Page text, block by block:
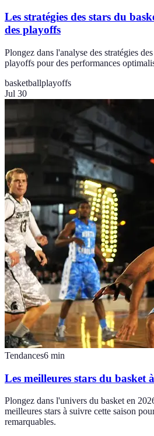
Les stratégies des stars du
des playoffs
Plongez dans l'analyse des stratégies
playoffs pour des performances
basketballplayoffs
Jul 30
Tendances6 min
Les meilleures stars du basket
Plongez dans l'univers du basket en
meilleures stars à suivre cette saison
remarquables.